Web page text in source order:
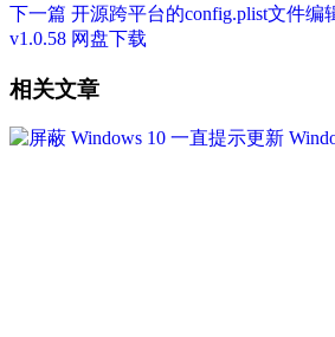
下一篇 开源跨平台的config.plist文件编
v1.0.58 网盘下载
相关文章